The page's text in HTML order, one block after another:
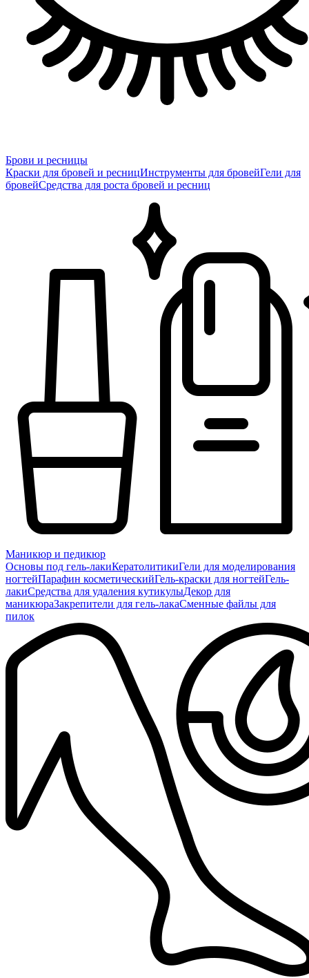
Брови и ресницы
Краски для бровей и ресницИнструменты для бровейГели для
бровейСредства для роста бровей и ресниц
Маникюр и педикюр
Основы под гель-лакиКератолитикиГели для моделирования
ногтейПарафин косметическийГель-краски для ногтейГель-
лакиСредства для удаления кутикулыДекор для
маникюраЗакрепители для гель-лакаСменные файлы для
пилок